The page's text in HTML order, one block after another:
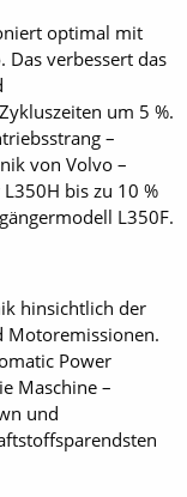
optimal mit
Das verbessert das
um 5 %.
–
von Volvo –
bis zu 10 %
L350F.
hinsichtlich der
Motoremissionen.
Power
Maschine –
und